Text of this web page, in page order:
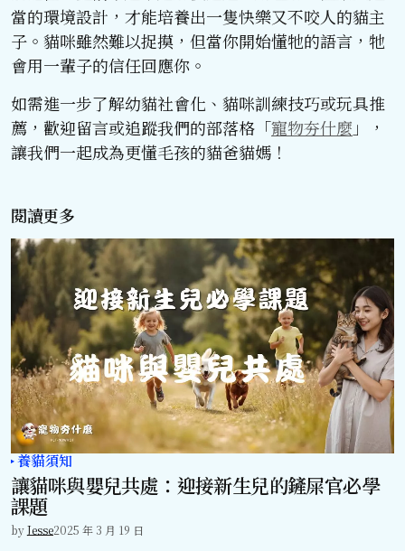
當的環境設計，才能培養出一隻快樂又不咬人的貓主
子。貓咪雖然難以捉摸，但當你開始懂牠的語言，牠
會用一輩子的信任回應你。
如需進一步了解幼貓社會化、貓咪訓練技巧或玩具推
薦，歡迎留言或追蹤我們的部落格「寵物夯什麼 」，
讓我們一起成為更懂毛孩的貓爸貓媽！
閱讀更多
養貓須知
讓貓咪與嬰兒共處：迎接新生兒的鏟屎官必學
課題
byJesse2025 年 3 月 19 日